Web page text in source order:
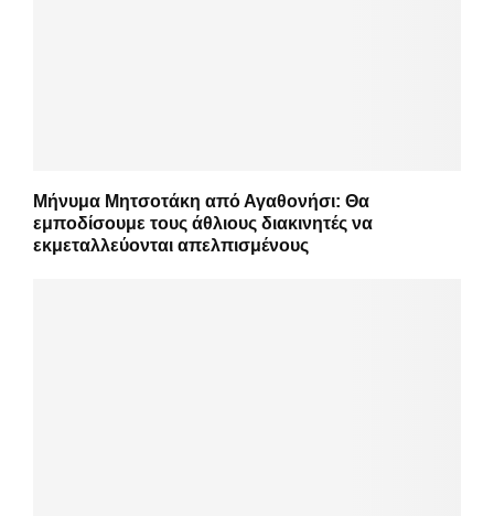
Μήνυμα Μητσοτάκη από Αγαθονήσι: Θα
εμποδίσουμε τους άθλιους διακινητές να
εκμεταλλεύονται απελπισμένους